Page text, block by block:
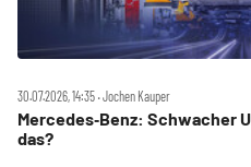
30.07.2026, 14:35 ‧ Jochen Kauper
Mercedes‑Benz: Schwacher
das?